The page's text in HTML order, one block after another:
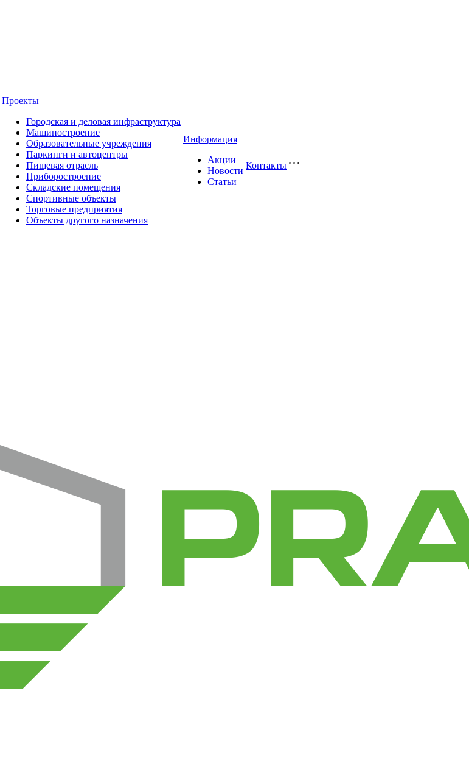
Проекты
Городская и деловая инфраструктура
Машиностроение
Образовательные учреждения
Паркинги и автоцентры
Пищевая отрасль
Приборостроение
Складские помещения
Спортивные объекты
Торговые предприятия
Объекты другого назначения
Информация
Акции
Новости
Статьи
Контакты